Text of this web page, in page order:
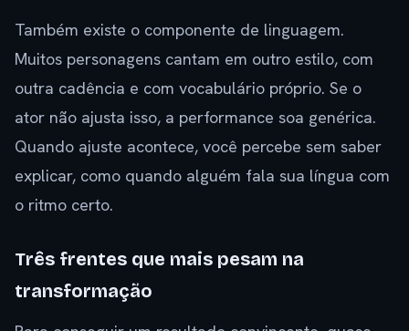
Também existe o componente de linguagem.
Muitos personagens cantam em outro estilo, com
outra cadência e com vocabulário próprio. Se o
ator não ajusta isso, a performance soa genérica.
Quando ajuste acontece, você percebe sem saber
explicar, como quando alguém fala sua língua com
o ritmo certo.
Três frentes que mais pesam na
transformação